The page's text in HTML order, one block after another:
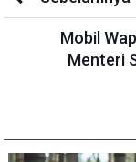
Mobil
Menteri